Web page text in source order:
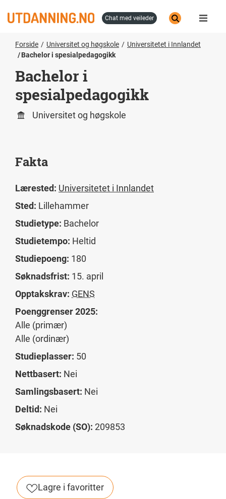
til
chat med veileder
Forside Universitet og høgskole
Universitetet i Innlandet
Bachelor i spesialpedagogikk
Bachelor i
spesialpedagogikk
Universitet og høgskole
Fakta
Lærested: Universitetet i Innlandet
Sted: Lillehammer
Studietype: Bachelor
Studietempo: Heltid
Studiepoeng: 180
Søknadsfrist: 15. april
Opptakskrav: GENS
Poenggrenser 2025:
Alle (primær)
Alle (ordinær)
Studieplasser: 50
Nettbasert: Nei
Samlingsbasert: Nei
Deltid: Nei
Søknadskode (SO): 209853
Lagre i favoritter